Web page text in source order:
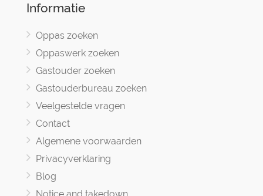
Informatie
Oppas zoeken
Oppaswerk zoeken
Gastouder zoeken
Gastouderbureau zoeken
Veelgestelde vragen
Contact
Algemene voorwaarden
Privacyverklaring
Blog